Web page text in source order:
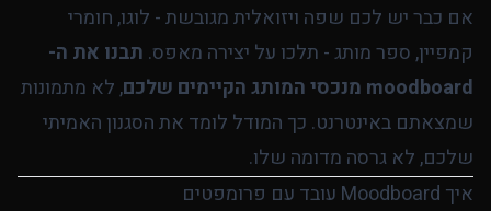
אם כבר יש לכם שפה ויזואלית מגובשת - לוגו, חומרי
קמפיין, ספר מותג - תלכו על יצירה מאפס. תבנו את ה-
moodboard מנכסי המותג הקיימים שלכם
, לא מתמונות
שמצאתם באינטרנט. כך המודל לומד את הסגנון האמיתי
שלכם, לא גרסה מדומה שלו.
איך Moodboard עובד עם פרומפטים